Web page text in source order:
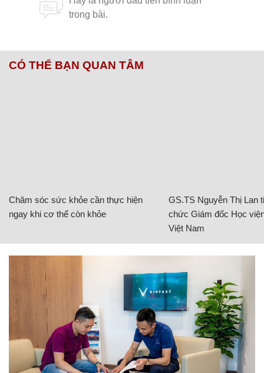
CÓ THỂ BẠN QUAN TÂM
Chăm sóc sức khỏe cần thực hiện
ngay khi cơ thể còn khỏe
GS.TS Nguyễn Thị Lan
chức Giám đốc Học
Việt Nam